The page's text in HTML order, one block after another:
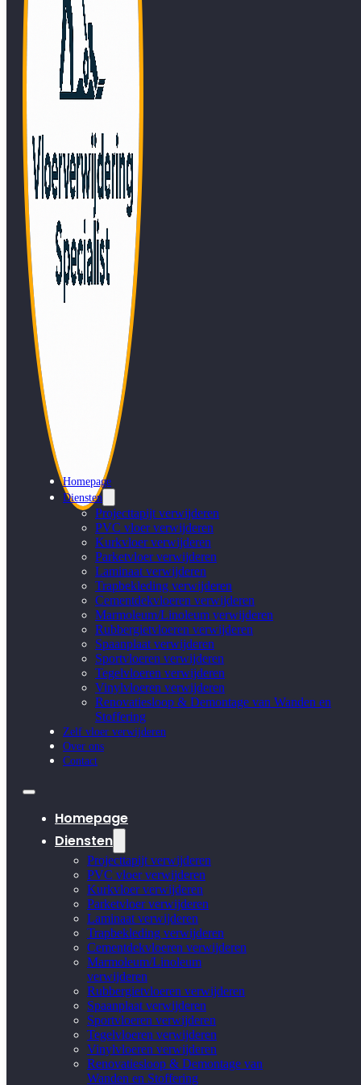
Homepage
Diensten
Projecttapijt verwijderen
PVC vloer verwijderen
Kurkvloer verwijderen
Parketvloer verwijderen
Laminaat verwijderen
Trapbekleding verwijderen
Cementdekvloeren verwijderen
Marmoleum/Linoleum verwijderen
Rubbergietvloeren verwijderen
Spaanplaat verwijderen
Sportvloeren verwijderen
Tegelvloeren verwijderen
Vinylvloeren verwijderen
Renovatiesloop & Demontage van Wanden en
Stoffering
Zelf vloer verwijderen
Over ons
Contact
Homepage
Diensten
Projecttapijt verwijderen
PVC vloer verwijderen
Kurkvloer verwijderen
Parketvloer verwijderen
Laminaat verwijderen
Trapbekleding verwijderen
Cementdekvloeren verwijderen
Marmoleum/Linoleum
verwijderen
Rubbergietvloeren verwijderen
Spaanplaat verwijderen
Sportvloeren verwijderen
Tegelvloeren verwijderen
Vinylvloeren verwijderen
Renovatiesloop & Demontage van
Wanden en Stoffering